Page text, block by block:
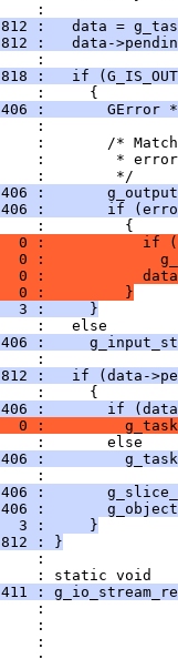
:
:   data =
:   data-
:
:   if
:     {
:       GError
:
:       /*
:        *
:        */
:
:       if
:         {
0 :           if
0 :
0 :
0 :         }
3 :     }
:   else
:
:
:   if (data-
:     {
:       if
0 :
:       else
:
:
:
:
3 :     }
: }
:
: static void
:
:
:
: